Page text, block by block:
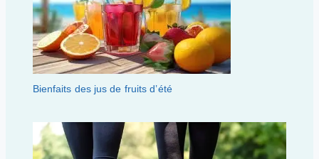
Bienfaits des jus de fruits d’été